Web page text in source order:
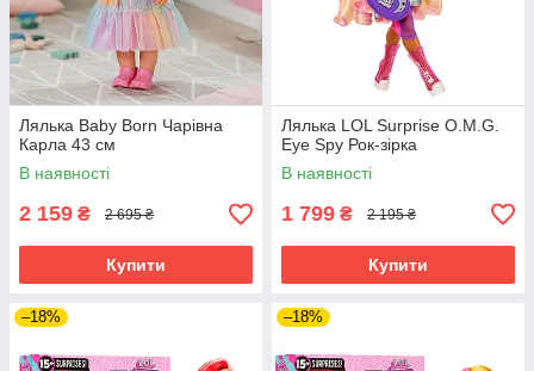
Лялька Baby Born Чарівна
Карла 43 см
В наявності
2 159 ₴ 2 695 ₴
Купити
Лялька LOL Surprise O.M.G.
Eye Spy Рок-зірка
В наявності
1 799 ₴ 2 195 ₴
Купити
–18% –18%